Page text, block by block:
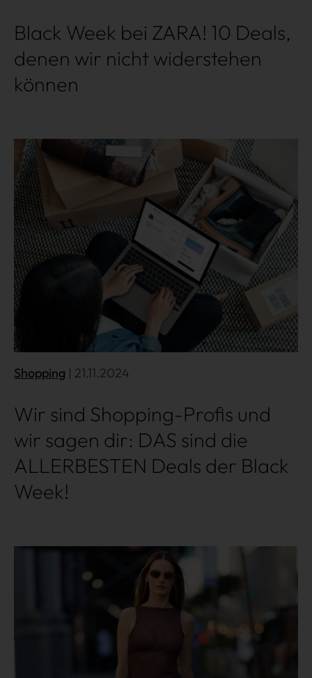
Shopping
Gossip
Experience
Black Week bei ZARA! 10 Deals,
denen wir nicht widerstehen
können
Shopping | 21.11.2024
Wir sind Shopping-Profis und
wir sagen dir: DAS sind die
ALLERBESTEN Deals der Black
Week!
Mehr lesen
Mehr lesen